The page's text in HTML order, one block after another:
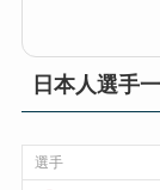
日本人選手
選手